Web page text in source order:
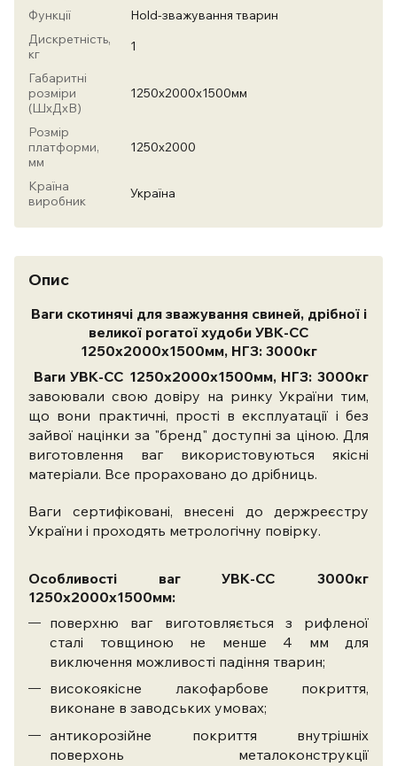
Функції
Hold-зважування тварин
Дискретність,
кг
1
Габаритні
розміри
(ШхДхВ)
1250х2000х1500мм
Розмір
платформи,
мм
1250х2000
Країна
виробник
Україна
Опис
Ваги скотинячі для зважування свиней, дрібної і
великої рогатої худоби УВК-СС
1250х2000х1500мм, НГЗ: 3000кг
Ваги УВК-СС 1250х2000х1500мм, НГЗ: 3000кг
завоювали свою довіру на ринку України тим,
що вони практичні, прості в експлуатації і без
зайвої націнки за "бренд" доступні за ціною. Для
виготовлення ваг використовуються якісні
матеріали. Все прораховано до дрібниць.
Ваги сертифіковані, внесені до держреєстру
України і проходять метрологічну повірку.
Особливості ваг УВК-СС 3000кг
1250х2000х1500мм:
поверхню ваг виготовляється з рифленої
сталі товщиною не менше 4 мм для
виключення можливості падіння тварин;
високоякісне лакофарбове покриття,
виконане в заводських умовах;
антикорозійне покриття внутрішніх
поверхонь металоконструкції